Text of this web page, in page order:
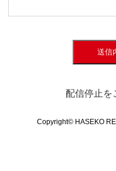
送信
配信停止を
Copyright© HASEKO